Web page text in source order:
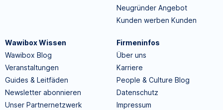
Neugründer Angebot
Kunden werben Kunden
Wawibox Wissen
Wawibox Blog
Veranstaltungen
Guides & Leitfäden
Newsletter abonnieren
Unser Partnernetzwerk
Firmeninfos
Über uns
Karriere
People & Culture Blog
Datenschutz
Impressum